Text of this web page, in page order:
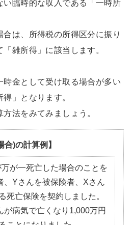
い臨時的な収入である「一時所
は、所得税の所得区分に振り
雑所得」に該当します。
時金として受け取る場合が多い
」となります。
法をみてみましょう。
合)の計算例】
が一死亡した場合のことを
、Yさんを被保険者、Xさん
死亡保険を契約しました。
が病気で亡くなり1,000万円